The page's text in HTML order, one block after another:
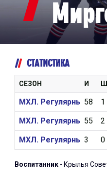
СТАТИСТИКА
И Ш
58 1
55 2
3 0
СЕЗОН
МХЛ. Регулярный
МХЛ. Регулярный
МХЛ. Регулярный
Воспитанник - Крылья